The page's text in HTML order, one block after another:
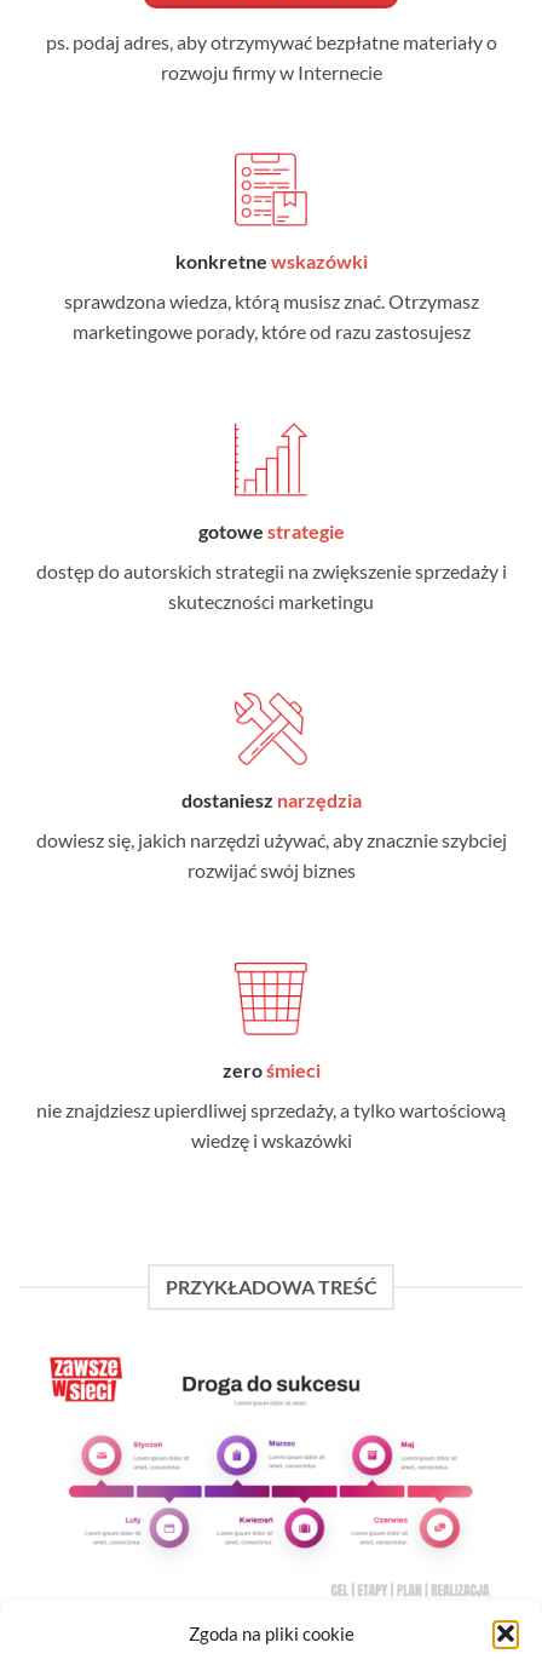
Zgoda na pliki cookie
ps. podaj adres, aby otrzymywać bezpłatne materiały o
rozwoju firmy w Internecie
konkretne wskazówki
sprawdzona wiedza, którą musisz znać. Otrzymasz
marketingowe porady, które od razu zastosujesz
gotowe strategie
dostęp do autorskich strategii na zwiększenie sprzedaży i
skuteczności marketingu
dostaniesz narzędzia
dowiesz się, jakich narzędzi używać, aby znacznie szybciej
rozwijać swój biznes
zerośmieci
nie znajdziesz upierdliwej sprzedaży, a tylko wartościową
wiedzę i wskazówki
PRZYKŁADOWA TREŚĆ